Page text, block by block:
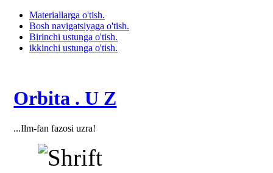
Materiallarga o'tish.
Bosh navigatsiyaga o'tish.
Birinchi ustunga o'tish.
ikkinchi ustunga o'tish.
Orbita . U Z
...Ilm-fan fazosi uzra!